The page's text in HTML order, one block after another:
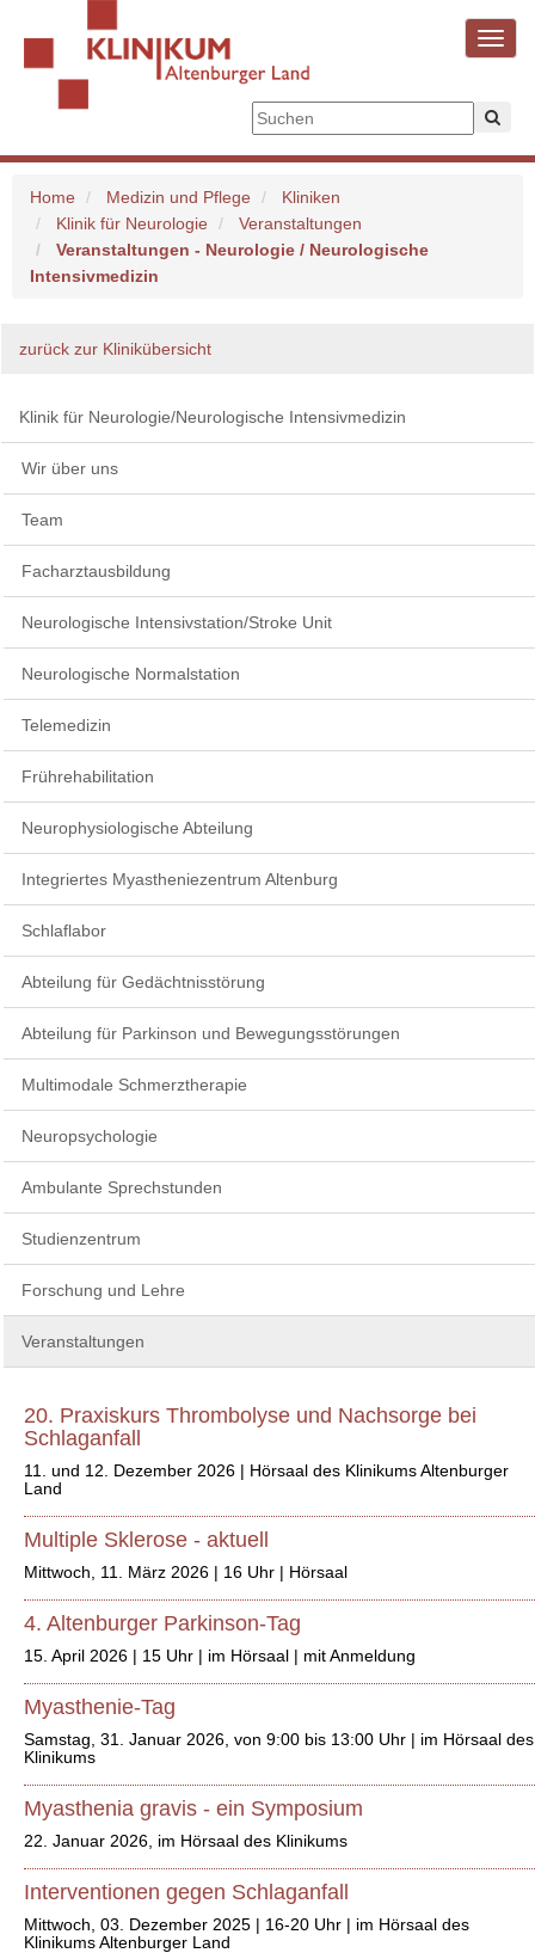
Home Medizin und Pflege
Kliniken
Klinik für Neurologie
Veranstaltungen
Veranstaltungen - Neurologie / Neurologische
Intensivmedizin
zurück zur Klinikübersicht
Klinik für Neurologie/Neurologische Intensivmedizin
Wir über uns
Team
Facharztausbildung
Neurologische Intensivstation/Stroke Unit
Neurologische Normalstation
Telemedizin
Frührehabilitation
Neurophysiologische Abteilung
Integriertes Myastheniezentrum Altenburg
Schlaflabor
Abteilung für Gedächtnisstörung
Abteilung für Parkinson und Bewegungsstörungen
Multimodale Schmerztherapie
Neuropsychologie
Ambulante Sprechstunden
Studienzentrum
Forschung und Lehre
Veranstaltungen
20. Praxiskurs Thrombolyse und Nachsorge bei
Schlaganfall
11. und 12. Dezember 2026 | Hörsaal des Klinikums Altenburger
Land
Multiple Sklerose - aktuell
Mittwoch, 11. März 2026 | 16 Uhr | Hörsaal
4. Altenburger Parkinson-Tag
15. April 2026 | 15 Uhr | im Hörsaal | mit Anmeldung
Myasthenie-Tag
Samstag, 31. Januar 2026, von 9:00 bis 13:00 Uhr | im Hörsaal des
Klinikums
Myasthenia gravis - ein Symposium
22. Januar 2026, im Hörsaal des Klinikums
Interventionen gegen Schlaganfall
Mittwoch, 03. Dezember 2025 | 16-20 Uhr | im Hörsaal des
Klinikums Altenburger Land